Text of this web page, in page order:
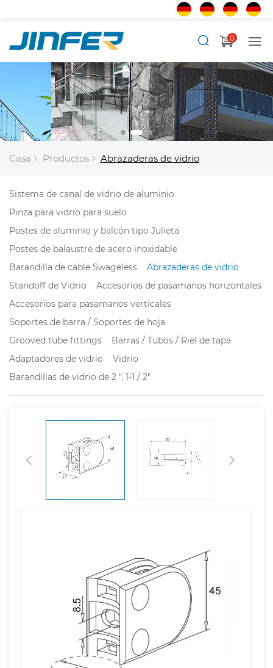
0
Casa Productos Abrazaderas de vidrio
Sistema de canal de vidrio de aluminio
Pinza para vidrio para suelo
Postes de aluminio y balcón tipo Julieta
Postes de balaustre de acero inoxidable
Barandilla de cable Swageless
Abrazaderas de vidrio
Standoff de Vidrio
Accesorios de pasamanos horizontales
Accesorios para pasamanos verticales
Soportes de barra / Soportes de hoja
Grooved tube fittings
Barras / Tubos / Riel de tapa
Adaptadores de vidrio
Vidrio
Barandillas de vidrio de 2 ", 1-1 / 2"